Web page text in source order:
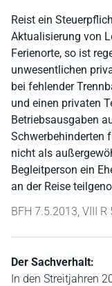
Reist ein
Aktualisierung von
Ferienorte, so ist
unwesentlichen
bei fehlender
und einen privaten
Betriebsausgaben
Schwerbehinderten
nicht als
Begleitperson ein
an der Reise
BFH 7.5.2013, VIII R
Der Sachverhalt:
In den Streitjahren